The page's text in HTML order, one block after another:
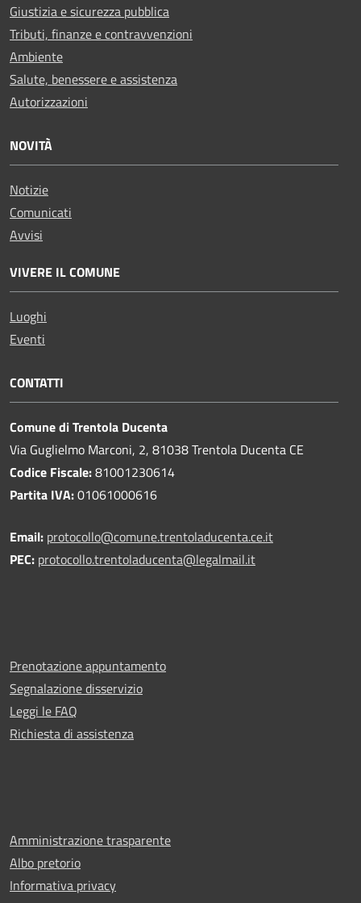
Giustizia e sicurezza pubblica
Tributi, finanze e contravvenzioni
Ambiente
Salute, benessere e assistenza
Autorizzazioni
NOVITÀ
Notizie
Comunicati
Avvisi
VIVERE IL COMUNE
Luoghi
Eventi
CONTATTI
Comune di Trentola Ducenta
Via Guglielmo Marconi, 2, 81038 Trentola Ducenta CE
Codice Fiscale:81001230614
Partita IVA:01061000616
Email: protocollo@comune.trentoladucenta.ce.it
PEC: protocollo.trentoladucenta@legalmail.it
Prenotazione appuntamento
Segnalazione disservizio
Leggi le FAQ
Richiesta di assistenza
Amministrazione trasparente
Albo pretorio
Informativa privacy